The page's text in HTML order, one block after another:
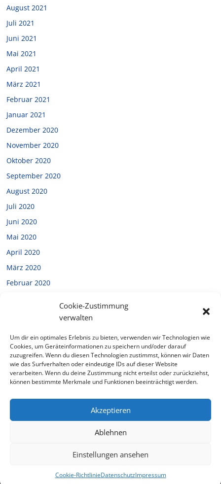
Cookie-Zustimmung
verwalten
Um dir ein optimales Erlebnis zu bieten, verwenden wir Technologien wie
Cookies, um Geräteinformationen zu speichern und/oder darauf
zuzugreifen. Wenn du diesen Technologien zustimmst, können wir Daten
wie das Surfverhalten oder eindeutige IDs auf dieser Website
verarbeiten. Wenn du deine Zustimmung nicht erteilst oder zurückziehst,
können bestimmte Merkmale und Funktionen beeinträchtigt werden.
Akzeptieren
Ablehnen
Einstellungen ansehen
Cookie-RichtlinieDatenschutzImpressum
August 2021
Juli 2021
Juni 2021
Mai 2021
April 2021
März 2021
Februar 2021
Januar 2021
Dezember 2020
November 2020
Oktober 2020
September 2020
August 2020
Juli 2020
Juni 2020
Mai 2020
April 2020
März 2020
Februar 2020
Oktober 2019
September 2019
Juli 2019
WordPress.